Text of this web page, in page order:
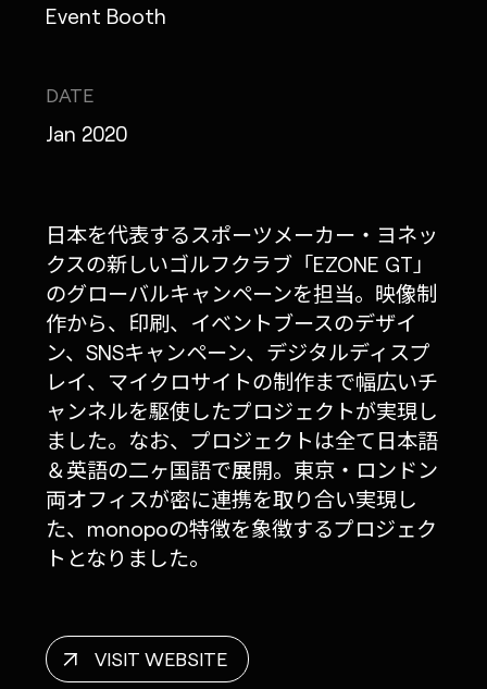
Event Booth
DATE
Jan 2020
日本を代表するスポーツメーカー・ヨネッ
クスの新しいゴルフクラブ「EZONE GT」
のグローバルキャンペーンを担当。映像制
作から、印刷、イベントブースのデザイ
ン、SNSキャンペーン、デジタルディスプ
レイ、マイクロサイトの制作まで幅広いチ
ャンネルを駆使したプロジェクトが実現し
ました。なお、プロジェクトは全て日本語
＆英語の二ヶ国語で展開。東京・ロンドン
両オフィスが密に連携を取り合い実現し
た、monopoの特徴を象徴するプロジェク
トとなりました。
VISIT WEBSITE